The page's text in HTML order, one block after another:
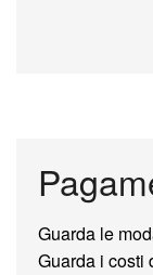
Guarda le
Guarda i costi